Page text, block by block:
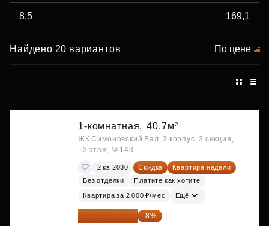
Найдено 20 вариантов По цене
1-комнатная, 40.7м²
ЖК Симоновский Вал, 3 корпус, 3 секция,
13 этаж, №143
2 кв 2030 Скидка
Квартира недели
Без отделки
Платите как хотите
Квартира за 2 000 ₽/мес Ещё
21 904 740 ₽ -8%